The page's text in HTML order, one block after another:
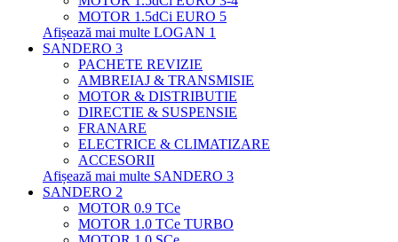
MOTOR 1.5dCi EURO 5
Afișează mai multe LOGAN 1
SANDERO 3
PACHETE REVIZIE
AMBREIAJ & TRANSMISIE
MOTOR & DISTRIBUTIE
DIRECTIE & SUSPENSIE
FRANARE
ELECTRICE & CLIMATIZARE
ACCESORII
Afișează mai multe SANDERO 3
SANDERO 2
MOTOR 0.9 TCe
MOTOR 1.0 TCe TURBO